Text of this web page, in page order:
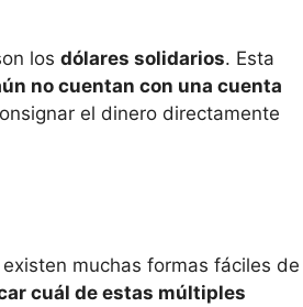
los dólares solidarios. Esta
no cuentan con una cuenta
el dinero directamente
muchas formas fáciles de
cuál de estas múltiples